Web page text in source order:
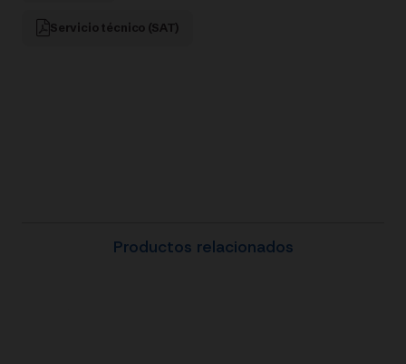
Servicio técnico (SAT)
Productos relacionados